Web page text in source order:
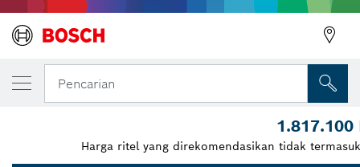
Pencarian
VARIAN PILIHAN ANDA
Set Ratchet 1/4" + 1/2", 80 buah
1 600 A03 AD0
1.817.100
Harga ritel yang direkomendasikan tidak